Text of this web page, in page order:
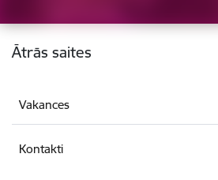
Kājene
Ātrās saites
Vakances
Kontakti